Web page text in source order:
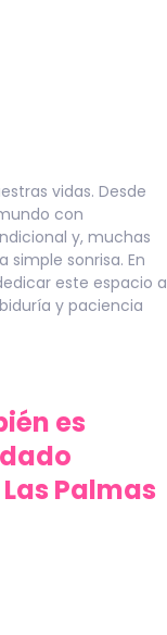
vidas. Desde
con
y, muchas
sonrisa. En
este espacio a
y paciencia
es
Palmas